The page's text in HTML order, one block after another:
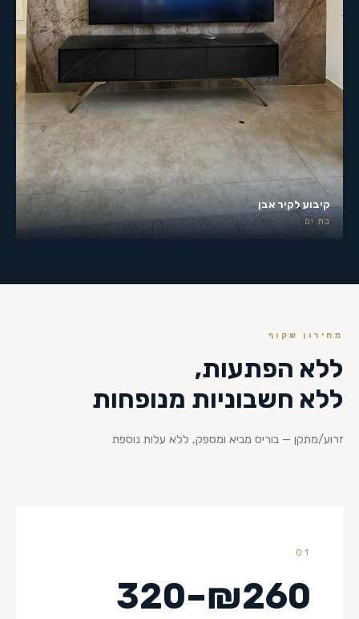
קיבוע לקיר אבן
בת ים
מחירון שקוף
ללא הפתעות,
ללא חשבוניות מנופחות
זרוע/מתקן — בוריס מביא ומספק, ללא עלות נוספת
01
₪260–320